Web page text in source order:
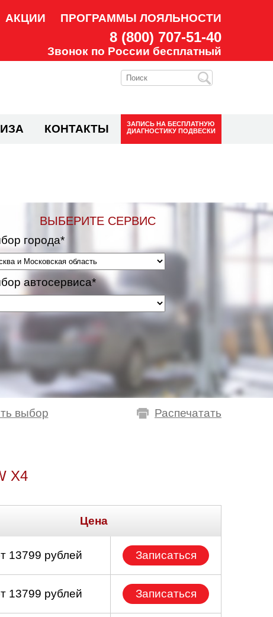
АКЦИИ ПРОГРАММЫ ЛОЯЛЬНОСТИ
8 (800) 707-51-40
Звонок по России бесплатный
КОНТАКТЫ ЗАПИСЬ НА БЕСПЛАТНУЮ
ДИАГНОСТИКУ ПОДВЕСКИ
ВЫБЕРИТЕ СЕРВИС
города*
автосервиса*
Распечатать
выбор
X4
Цена
13799 рублей Записаться
13799 рублей Записаться